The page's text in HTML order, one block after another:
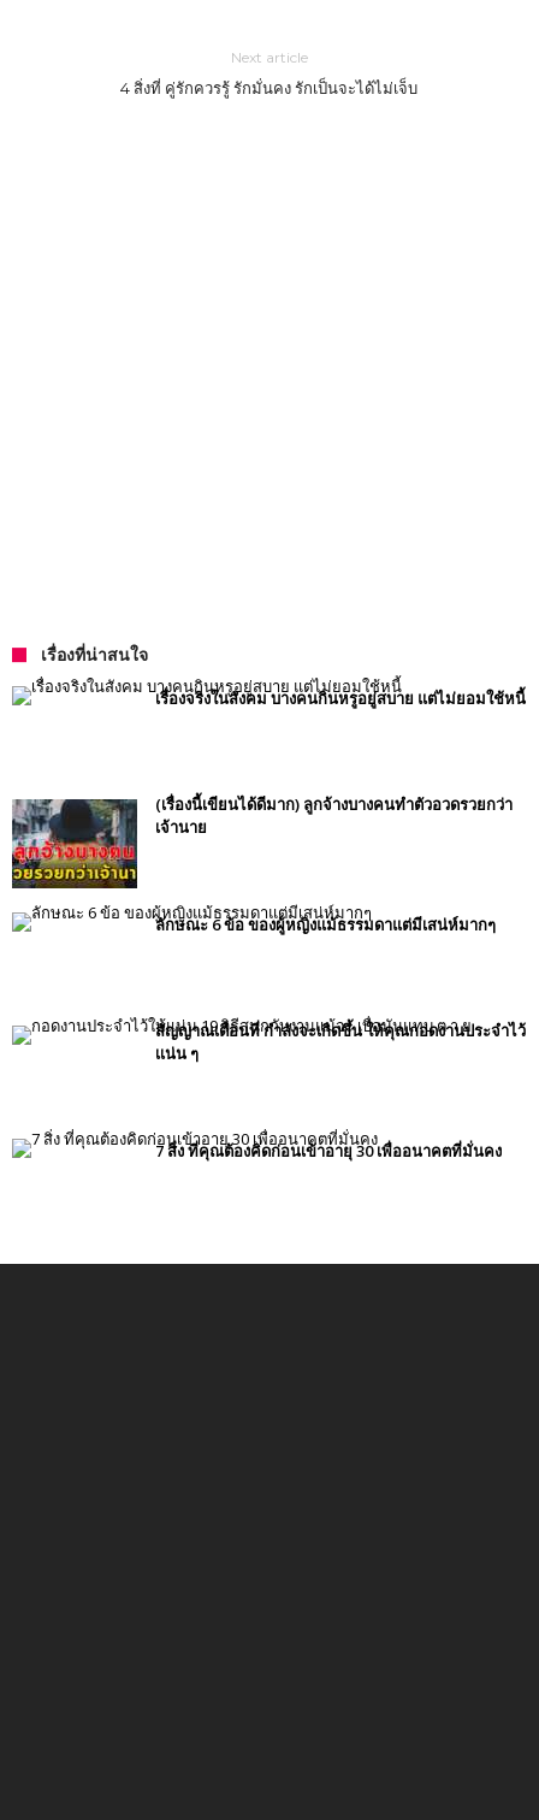
Next article
4 สิ่งที่ คู่รักควรรู้ รักมั่นคง รักเป็นจะได้ไม่เจ็บ
เรื่องที่น่าสนใจ
เรื่องจริงในสังคม บางคนกินหรูอยู่สบาย แต่ไม่ยอมใช้หนี้
(เรื่องนี้เขียนได้ดีมาก) ลูกจ้างบางคนทำตัวอวดรวยกว่า
เจ้านาย
ลักษณะ 6 ข้อ ของผู้หญิงแม้ธรรมดาแต่มีเสน่ห์มากๆ
สัญญาณเตือนที่ กำลังจะเกิดขึ้น ให้คุณกอดงานประจำไว้
เเน่น ๆ
7 สิ่ง ที่คุณต้องคิดก่อนเข้าอายุ 30 เพื่ออนาคตที่มั่นคง